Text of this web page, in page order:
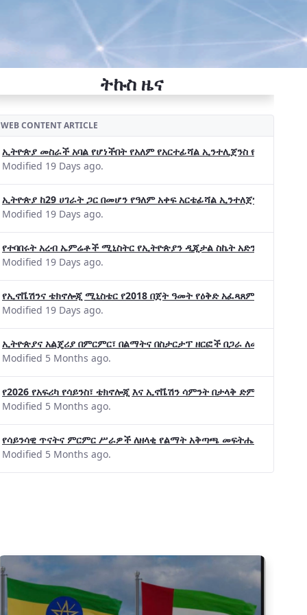
ትኩስ ዜና
WEB CONTENT ARTICLE
ኢትዮጵያ መስራች አባል የሆነችበት የአለም የአርተፊሻል ኢንተሊጀንስ የትብብር
Modified 19 Days ago.
ኢትዮጵያ ከ29 ሀገራት ጋር በመሆን የዓለም አቀፍ አርቴፊሻል ኢንተለጀንስ ትብብር
Modified 19 Days ago.
የተባበሩት አረብ ኤምሬቶች ሚኒስትር የኢትዮጵያን ዲጂታል ስኬት አድንቀዋል
Modified 19 Days ago.
የኢኖቬሽንና ቴክኖሎጂ ሚኒስቴር የ2018 በጀት ዓመት የዕቅድ አፈጻጸምና የቀጣይ
Modified 19 Days ago.
ኢትዮጵያና አልጄሪያ በምርምር፣ በልማትና በስታርታፕ ዘርፎች በጋራ ለመስራት መከሩ፡፡
Modified 5 Months ago.
የ2026 የአፍሪካ የሳይንስ፣ ቴክኖሎጂ እና ኢኖቬሽን ሳምንት በታላቅ ድምቀት
Modified 5 Months ago.
የሳይንሳዊ ጥናትና ምርምር ሥራዎች ለዘላቂ የልማት አቅጣጫ መፍትሔ ጠቋሚ
Modified 5 Months ago.